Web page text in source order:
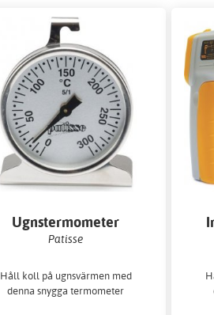
Ugnstermometer
Patisse
Håll koll på ugnsvärmen med
denna snygga termometer